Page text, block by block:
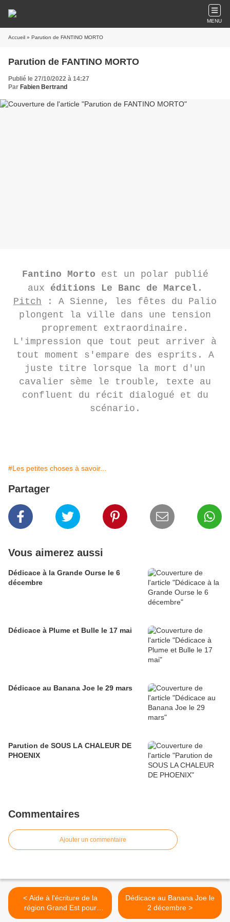
MENU
Accueil » Parution de FANTINO MORTO
Parution de FANTINO MORTO
Publié le 27/10/2022 à 14:27
Par Fabien Bertrand
Fantino Morto est un polar publié
aux éditions Le Banc de Marcel .
Pitch : A Sienne, les fêtes du Palio
plongent la ville dans une tension
proprement extraordinaire.
L'impression que tout peut arriver à
tout moment s'empare des esprits. A
juste titre lorsque la mort d'un
cavalier sème le trouble, texte au
confluent du récit dialogué et du
scénario.
#Les petites choses à savoir...
Partager
Vous aimerez aussi
Dédicace à la Grande Ourse le 6
décembre
Dédicace à Plume et Bulle le 17 mai
Dédicace au Banana Joe le 29 mars
Parution de SOUS LA CHALEUR DE
PHOENIX
Commentaires
Ajouter un commentaire
< Aide à l'écriture de la
région Grand Est pour
EMMA
Dédicace au Banana Joe le
2 décembre >